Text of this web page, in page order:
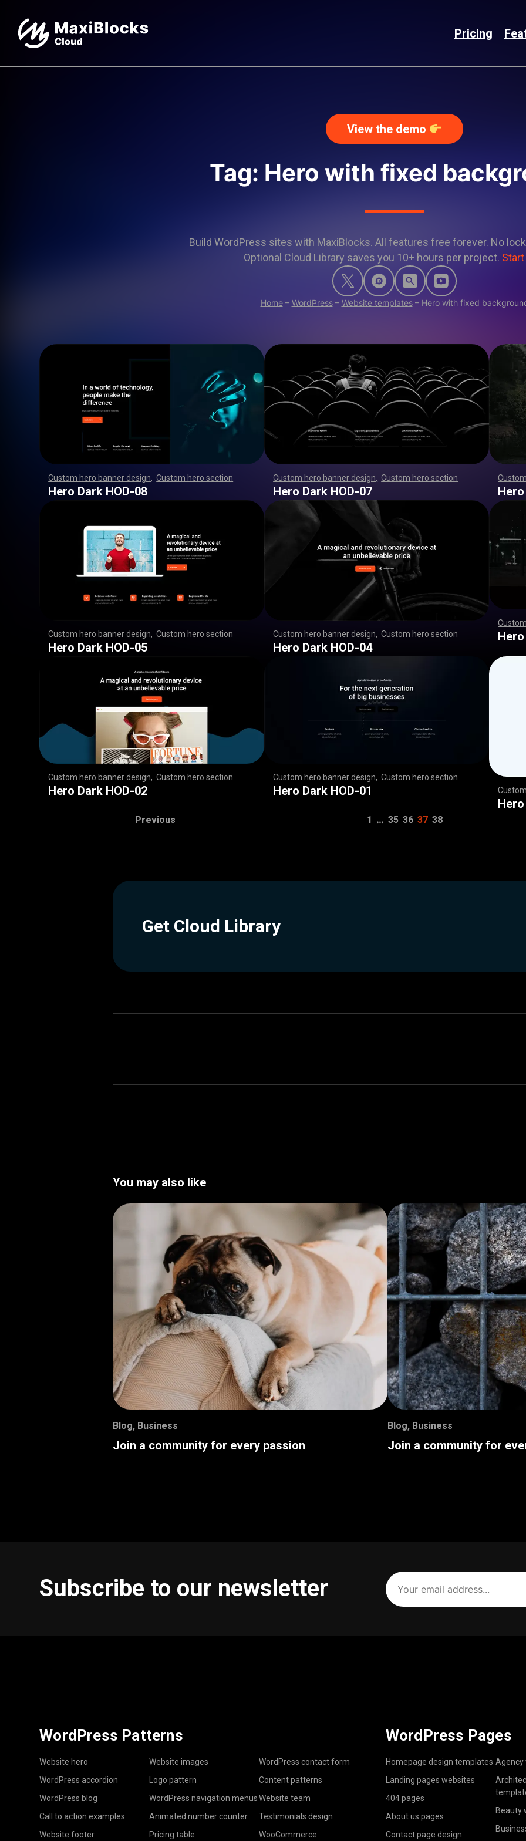
Pricing
View the demo
Tag: Hero with fixed
Build WordPress sites with MaxiBlocks. All features free forever. No
Optional Cloud Library saves you 10+ hours per project.
Home– WordPress– Website templates– Hero with fixed
Custom hero banner design ,Custom hero section
,,,,,,,,,,,,,,,,,,,,,,,,,,,,,, ,,,,,,,,,,,,,,,,,,,,,,,
,,,,,,,,,,,,,,,,,,,,,,,,,,,,,, ,,,,,,,,,,,,,,,,,,,,,,,
,,
Hero Dark HOD-08
Custom hero banner design ,Custom hero section
,,,,,,,,,,,,,,,,,,,,,,,,,,,,,, ,,,,,,,,,,,,,,,,,,,,,,,
,,,,,,,,,,,,,,,,,,,,,,,,,,,,,, ,,,,,,,,,,,,,,,,,,,,,,,
,,
Hero Dark HOD-07
,,,,,,,,
,,,,,,,,
,,
Custom hero banner design ,Custom hero section
,,,,,,,,,,,,,,,,,,,,,,,,,,,,,, ,,,,,,,,,,,,,,,,,,,,,,,
,,,,,,,,,,,,,,,,,,,,,,,,,,,,,, ,,,,,,,,,,,,,,,,,,,,,,,
,,
Hero Dark HOD-05
Custom hero banner design ,Custom hero section
,,,,,,,,,,,,,,,,,,,,,,,,,,,,,, ,,,,,,,,,,,,,,,,,,,,,,,
,,,,,,,,,,,,,,,,,,,,,,,,,,,,,, ,,,,,,,,,,,,,,,,,,,,,,,
,,
Hero Dark HOD-04
,,,,,,,,
,,,,,,,,
,,
Custom hero banner design ,Custom hero section
,,,,,,,,,,,,,,,,,,,,,,,,,,,,,, ,,,,,,,,,,,,,,,,,,,,,,,
,,,,,,,,,,,,,,,,,,,,,,,,,,,,,, ,,,,,,,,,,,,,,,,,,,,,,,
,,
Hero Dark HOD-02
Custom hero banner design ,Custom hero section
,,,,,,,,,,,,,,,,,,,,,,,,,,,,,, ,,,,,,,,,,,,,,,,,,,,,,,
,,,,,,,,,,,,,,,,,,,,,,,,,,,,,, ,,,,,,,,,,,,,,,,,,,,,,,
,,
Hero Dark HOD-01 ,,,,,,,,
,,,,,,,,
,,
Previous 1 … 35 36 37 38
Get Cloud Library
You may also like
Blog, Business
Join a community for every passion
Blog, Business
Join a community for
Subscribe to our newsletter
Your
email
address
(Required)
WordPress Patterns
Website hero
WordPress accordion
WordPress blog
Call to action examples
Website footer
Website images
Logo pattern
WordPress navigation menus
Animated number counter
Pricing table
WordPress contact form
Content patterns
Website team
Testimonials design
WooCommerce
WordPress Pages
Homepage design templates
Landing pages websites
404 pages
About us pages
Contact page design
Agency
Beauty